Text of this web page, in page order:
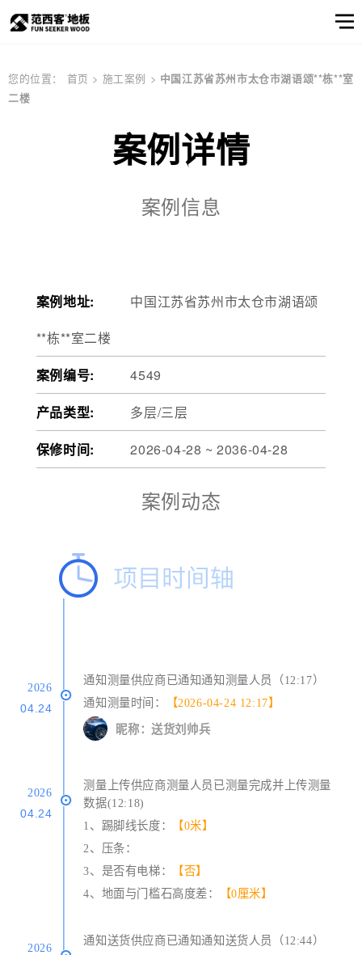
产品选样
服务
窗口
关于
我们
产品选样
范西客风采
关于我们
公司简介
邮件联系我们
您的位置： 首页 > 施工案例 > 中国江苏省苏州市太仓市湖语颂**栋**室
二楼
案例详情
案例信息
案例地址:
中国江苏省苏州市太仓市湖语颂
**栋**室二楼
案例编号:
4549
产品类型:
多层/三层
保修时间:
2026-04-28 ~ 2036-04-28
案例动态
2026
04.24
通知测量供应商已通知通知测量人员（12:17）
通知测量时间：
【2026-04-24 12:17】
昵称：送货刘帅兵
2026
04.24
测量上传供应商测量人员已测量完成并上传测量
数据(12:18)
1、踢脚线长度：
【0米】
2、压条：
3、是否有电梯：
【否】
4、地面与门槛石高度差：
【0厘米】
2026
通知送货供应商已通知通知送货人员（12:44）